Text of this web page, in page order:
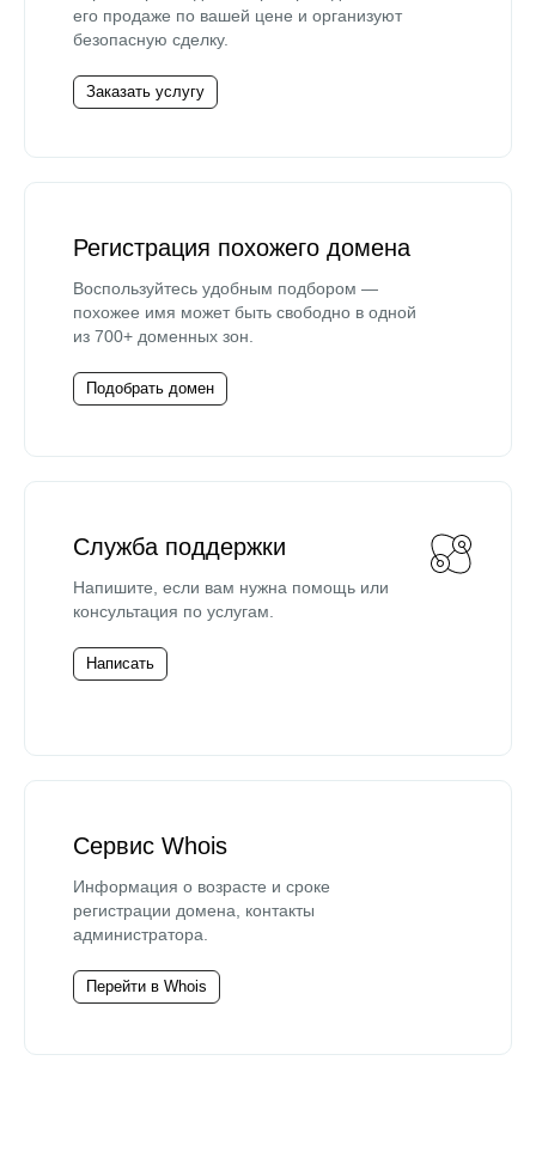
его продаже по вашей цене и организуют
безопасную сделку.
Заказать услугу
Регистрация похожего домена
Воспользуйтесь удобным подбором —
похожее имя может быть свободно в одной
из 700+ доменных зон.
Подобрать домен
Служба поддержки
Напишите, если вам нужна помощь или
консультация по услугам.
Написать
Сервис Whois
Информация о возрасте и сроке
регистрации домена, контакты
администратора.
Перейти в Whois